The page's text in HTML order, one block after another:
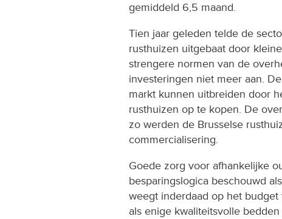
gemiddeld 6,5 maand.
Tien jaar geleden telde de
rusthuizen uitgebaat door
strengere normen van de
investeringen niet meer aan.
markt kunnen uitbreiden door
rusthuizen op te kopen. De
zo werden de Brusselse
commercialisering.
Goede zorg voor afhankelijke
besparingslogica beschouwd
weegt inderdaad op het
als enige kwaliteitsvolle